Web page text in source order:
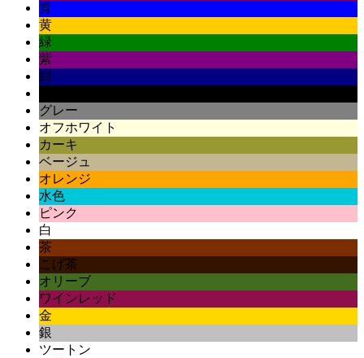
青
黄
緑
紫
紺
グレー
オフホワイト
カーキ
ベージュ
オレンジ
水色
ピンク
白
茶
こげ茶
オリーブ
ワインレッド
金
銀
ツートン